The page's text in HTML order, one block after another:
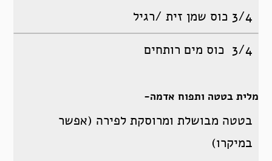
3/4 כוס שמן זית /רגיל
3/4 כוס מים רותחים
מלית בטטה ותפוח אדמה-
בטטה מבושלת ומרוסקת לפירה (אפשר
במיקרו)